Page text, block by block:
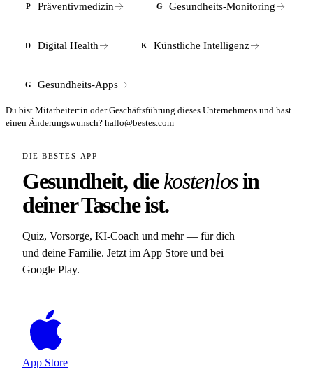
P Präventivmedizin G Gesundheits-Monitoring
D Digital Health K Künstliche Intelligenz
G Gesundheits-Apps
Du bist Mitarbeiter:in oder Geschäftsführung dieses Unternehmens und hast
einen Änderungswunsch? hallo@bestes.com
DIE BESTES-APP
Gesundheit, diekostenlosin
deiner Tasche ist.
Quiz, Vorsorge, KI-Coach und mehr — für dich
und deine Familie. Jetzt im App Store und bei
Google Play.
App Store